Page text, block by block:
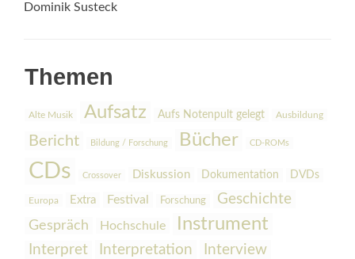
Dominik Susteck
Themen
Alte Musik Aufsatz Aufs Notenpult gelegt Ausbildung
Bericht Bildung / Forschung Bücher CD-ROMs
CDs Crossover Diskussion Dokumentation DVDs
Europa Extra Festival Forschung Geschichte
Gespräch Hochschule Instrument
Interpret Interpretation
Interview